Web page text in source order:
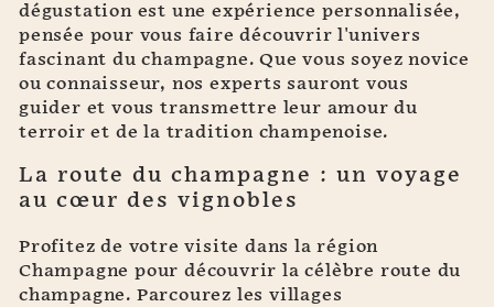
dégustation est une expérience personnalisée,
pensée pour vous faire découvrir l'univers
fascinant du champagne. Que vous soyez novice
ou connaisseur, nos experts sauront vous
guider et vous transmettre leur amour du
terroir et de la tradition champenoise.
La route du champagne : un voyage
au cœur des vignobles
Profitez de votre visite dans la région
Champagne pour découvrir la célèbre route du
champagne. Parcourez les villages